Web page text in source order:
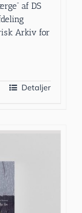
af DS
Arkiv for
Detaljer